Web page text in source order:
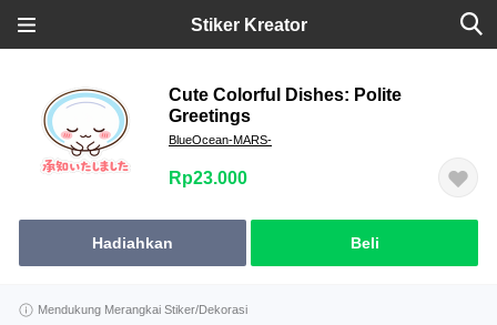
Stiker Kreator
Cute Colorful Dishes: Polite
Greetings
BlueOcean-MARS-
Rp23.000
Hadiahkan Beli
Mendukung Merangkai Stiker/Dekorasi